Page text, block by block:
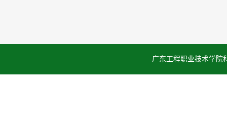
广东工程职业技术学院